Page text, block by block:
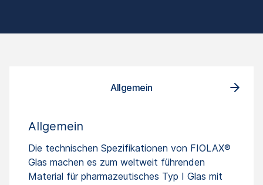
Allgemein
Allgemein
Die technischen Spezifikationen von FIOLAX®
Glas machen es zum weltweit führenden
Material für pharmazeutisches Typ I Glas mit